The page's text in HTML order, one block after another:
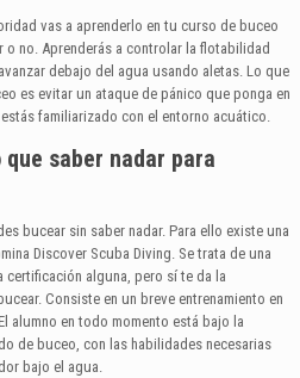
vas a aprenderlo en tu curso de buceo
o no. Aprenderás a controlar la flotabilidad
debajo del agua usando aletas. Lo que
es evitar un ataque de pánico que ponga en
familiarizado con el entorno acuático.
saber nadar para
bucear sin saber nadar. Para ello existe una
Discover Scuba Diving. Se trata de una
alguna, pero sí te da la
Consiste en un breve entrenamiento en
alumno en todo momento está bajo la
de buceo, con las habilidades necesarias
bajo el agua.